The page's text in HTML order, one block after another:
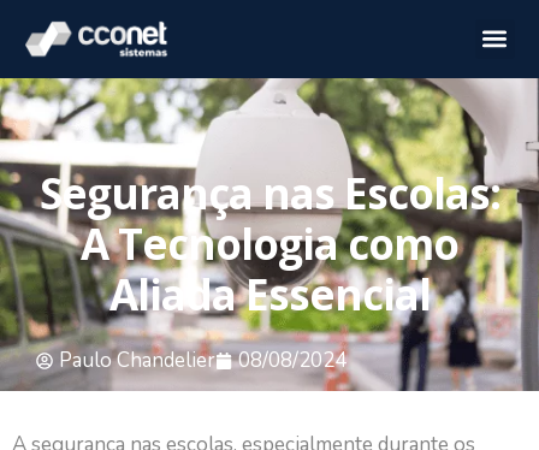
Segurança nas Escolas:
A Tecnologia como
Aliada Essencial
Paulo Chandelier 08/08/2024
A segurança nas escolas, especialmente durante os